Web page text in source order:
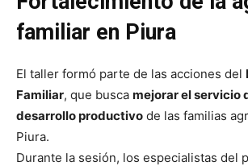
familiar en Piura
El taller formó parte de las acciones del
Familiar, que busca mejorar el servicio
desarrollo productivo de las familias
Piura.
Durante la sesión, los especialistas del